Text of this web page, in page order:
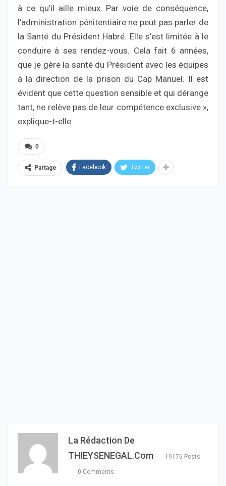
à ce qu’il aille mieux. Par voie de conséquence,
l’administration pénitentiaire ne peut pas parler de
la Santé du Président Habré. Elle s’est limitée à le
conduire à ses rendez-vous. Cela fait 6 années,
que je gère la santé du Président avec les équipes
à la direction de la prison du Cap Manuel. Il est
évident que cette question sensible et qui dérange
tant, ne relève pas de leur compétence exclusive »,
explique-t-elle.
0
Partage Facebook Twitter
La Rédaction De
THIEYSENEGAL.com
19176 Posts
0 Comments